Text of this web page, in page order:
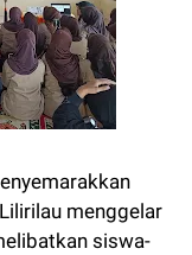
menggelar
siswa-